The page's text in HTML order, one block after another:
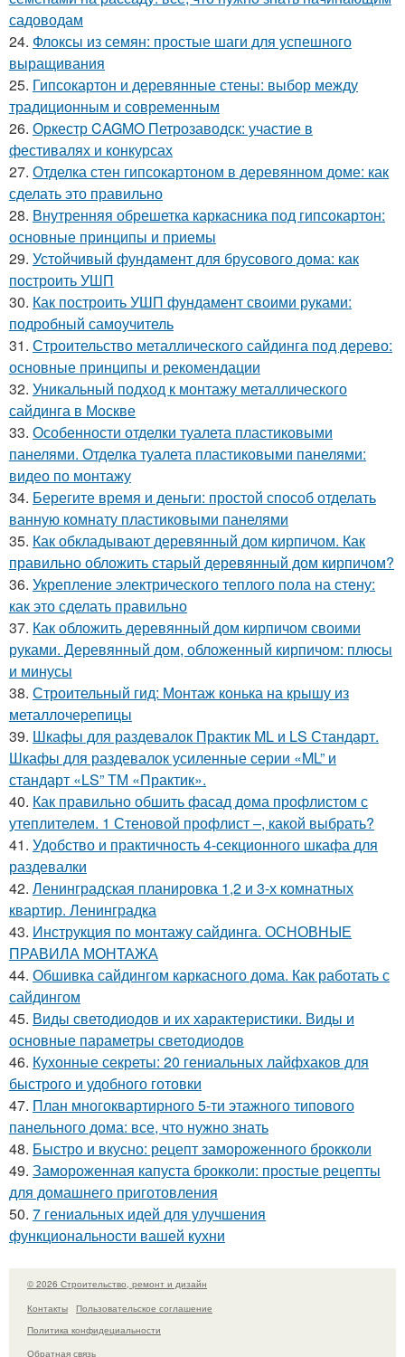
садоводам
24. Флоксы из семян: простые шаги для успешного
выращивания
25. Гипсокартон и деревянные стены: выбор между
традиционным и современным
26. Оркестр CAGMO Петрозаводск: участие в
фестивалях и конкурсах
27. Отделка стен гипсокартоном в деревянном доме: как
сделать это правильно
28. Внутренняя обрешетка каркасника под гипсокартон:
основные принципы и приемы
29. Устойчивый фундамент для брусового дома: как
построить УШП
30. Как построить УШП фундамент своими руками:
подробный самоучитель
31. Строительство металлического сайдинга под дерево:
основные принципы и рекомендации
32. Уникальный подход к монтажу металлического
сайдинга в Москве
33. Особенности отделки туалета пластиковыми
панелями. Отделка туалета пластиковыми панелями:
видео по монтажу
34. Берегите время и деньги: простой способ отделать
ванную комнату пластиковыми панелями
35. Как обкладывают деревянный дом кирпичом. Как
правильно обложить старый деревянный дом кирпичом?
36. Укрепление электрического теплого пола на стену:
как это сделать правильно
37. Как обложить деревянный дом кирпичом своими
руками. Деревянный дом, обложенный кирпичом: плюсы
и минусы
38. Строительный гид: Монтаж конька на крышу из
металлочерепицы
39. Шкафы для раздевалок Практик ML и LS Стандарт.
Шкафы для раздевалок усиленные серии «ML” и
стандарт «LS” ТМ «Практик».
40. Как правильно обшить фасад дома профлистом с
утеплителем. 1 Стеновой профлист –, какой выбрать?
41. Удобство и практичность 4-секционного шкафа для
раздевалки
42. Ленинградская планировка 1,2 и 3-х комнатных
квартир. Ленинградка
43. Инструкция по монтажу сайдинга. ОСНОВНЫЕ
ПРАВИЛА МОНТАЖА
44. Обшивка сайдингом каркасного дома. Как работать с
сайдингом
45. Виды светодиодов и их характеристики. Виды и
основные параметры светодиодов
46. Кухонные секреты: 20 гениальных лайфхаков для
быстрого и удобного готовки
47. План многоквартирного 5-ти этажного типового
панельного дома: все, что нужно знать
48. Быстро и вкусно: рецепт замороженного брокколи
49. Замороженная капуста брокколи: простые рецепты
для домашнего приготовления
50. 7 гениальных идей для улучшения
функциональности вашей кухни
© 2026 Строительство, ремонт и дизайн
Контакты
Пользовательское соглашение
Политика конфидециальности
Обратная связь